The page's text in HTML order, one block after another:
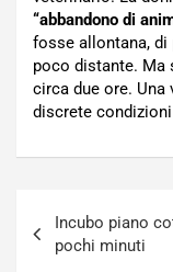
“abbandono di
fosse allontana, di
poco distante. Ma
circa due ore.
discrete
articoli
Incubo piano
pochi minuti